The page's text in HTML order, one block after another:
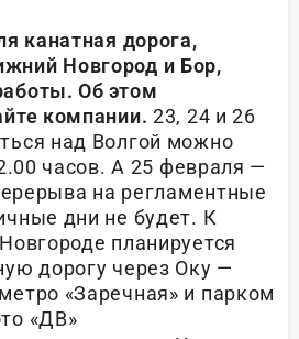
канатная дорога,
Новгород и Бор,
Об этом
компании. 23, 24 и 26
над Волгой можно
часов. А 25 февраля —
на регламентные
дни не будет. К
планируется
дорогу через Оку —
«Заречная» и парком
«ДВ»